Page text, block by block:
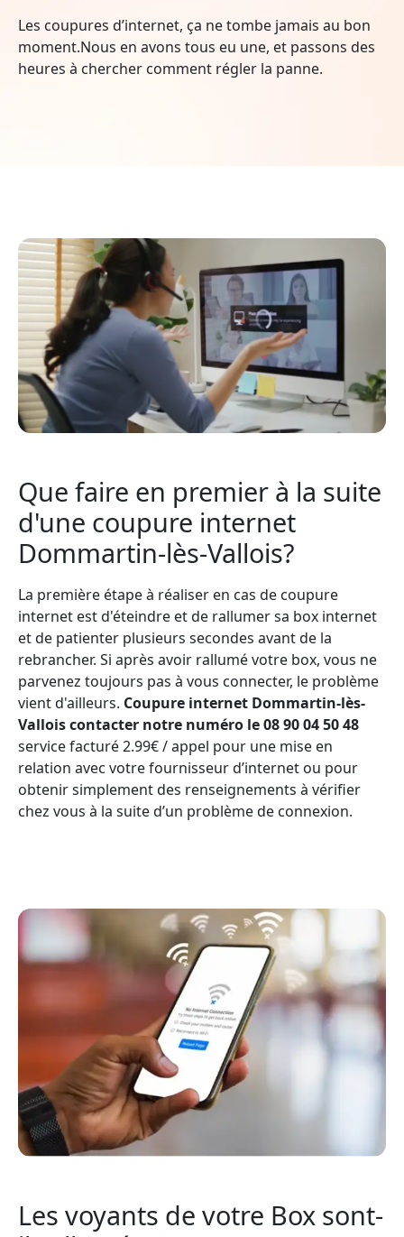
Les coupures d’internet, ça ne tombe jamais au bon
moment.Nous en avons tous eu une, et passons des
heures à chercher comment régler la panne.
Que faire en premier à la suite
d'une coupure internet
Dommartin-lès-Vallois?
La première étape à réaliser en cas de coupure
internet est d'éteindre et de rallumer sa box internet
et de patienter plusieurs secondes avant de la
rebrancher. Si après avoir rallumé votre box, vous ne
parvenez toujours pas à vous connecter, le problème
vient d'ailleurs. Coupure internet Dommartin-lès-
Vallois contacter notre numéro le 08 90 04 50 48
service facturé 2.99€ / appel pour une mise en
relation avec votre fournisseur d’internet ou pour
obtenir simplement des renseignements à vérifier
chez vous à la suite d’un problème de connexion.
Les voyants de votre Box sont-